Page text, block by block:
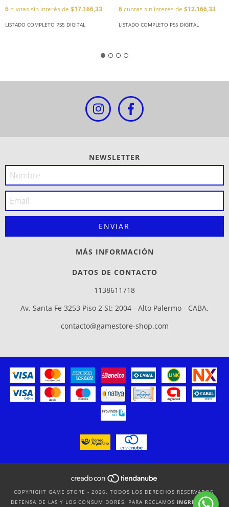
6cuotas sin interés de $17.166,33
LISTADO COMPLETO PS5 DIGITAL
6cuotas sin interés de $12.166,33
LISTADO COMPLETO PS5 DIGITAL
NEWSLETTER
MÁS INFORMACIÓN
DATOS DE CONTACTO
1138611718
Av. Santa Fe 3253 Piso 2 St: 2004 - Alto Palermo - CABA.
contacto@gamestore-shop.com
COPYRIGHT GAME STORE - 2026. TODOS LOS DERECHOS RESERVADOS.
DEFENSA DE LAS Y LOS CONSUMIDORES. PARA RECLAMOS INGRESÁ ACÁ.